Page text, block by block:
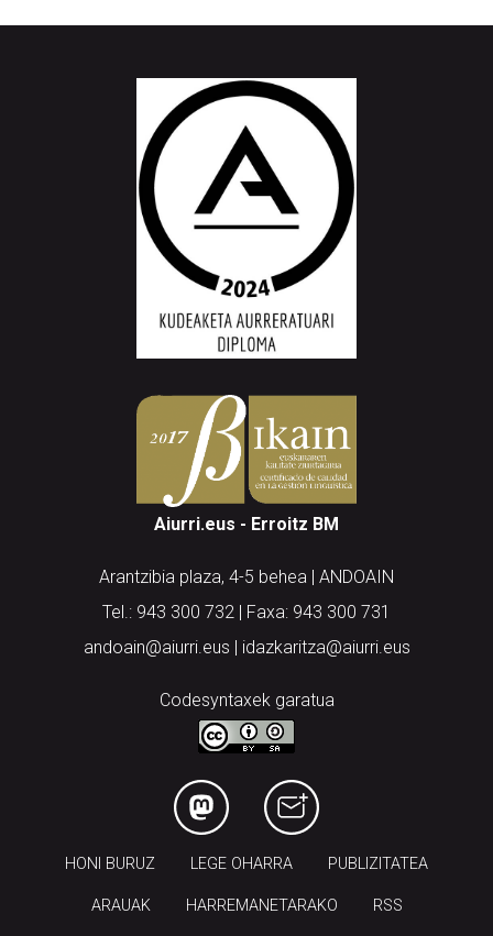
Aiurri.eus - Erroitz BM
Arantzibia plaza, 4-5 behea | ANDOAIN
Tel.: 943 300 732 | Faxa: 943 300 731
andoain@aiurri.eus | idazkaritza@aiurri.eus
Codesyntaxek garatua
HONI BURUZ LEGE OHARRA PUBLIZITATEA
ARAUAK HARREMANETARAKO RSS